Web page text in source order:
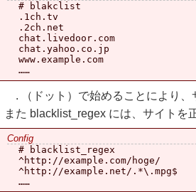
  # blakclist
  .1ch.tv
  .2ch.net
  chat.livedoor.com
  chat.yahoo.co.jp
  www.example.com
  ……
. （ドット）で始めることにより、
また blacklist_regex には、サイトを
  # blacklist_regex
  ^http://example.com/hoge/
  ^http://example.net/.*\.mpg$
  ……